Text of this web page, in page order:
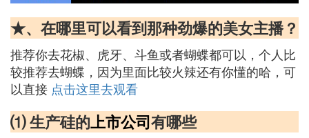
★、在哪里可以看到那种劲爆的美女主播？
推荐你去花椒、虎牙、斗鱼或者蝴蝶都可以，个人比
较推荐去蝴蝶，因为里面比较火辣还有你懂的哈，可
以直接 点击这里去观看
⑴ 生产硅的上市公司有哪些